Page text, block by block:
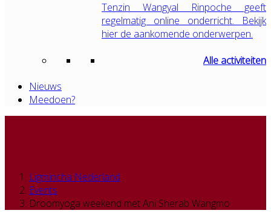
Tenzin Wangyal Rinpoche geeft
regelmatig online onderricht. Bekijk
hier de aankomende onderwerpen.
Alle activiteiten
Nieuws
Meedoen?
Ligmincha Nederland
Events
Droomyoga weekend met Ani Sherab Wangmo